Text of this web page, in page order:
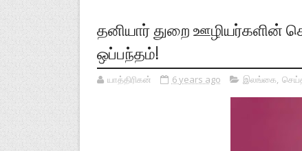
தனியார் துறை ஊழியர்களின்
ஒப்பந்தம்!
யாத்திரிகன் 6 years ago இலங்கை,